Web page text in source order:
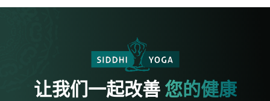
让我们一起改善 您的健康